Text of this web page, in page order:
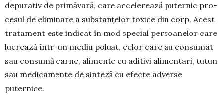
depurativ de primă­vară, care acce­le­rează puternic pro­
cesul de eliminare a substanțelor toxice din corp. Acest
trata­ment este indicat în mod spe­cial per­soa­nelor care
lucrează într-un me­diu poluat, celor care au con­sumat
sau con­sumă car­ne, alimente cu adi­tivi ali­mentari, tutun
sau medi­ca­men­te de sin­teză cu efecte adverse
puternice.